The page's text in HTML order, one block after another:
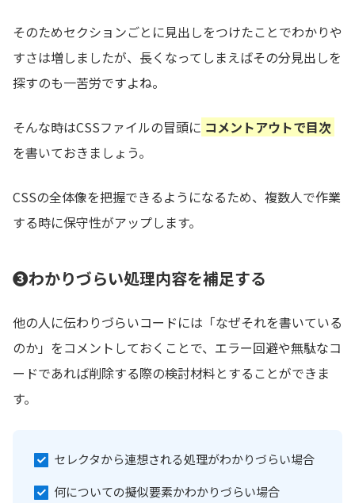
そのためセクションごとに見出しをつけたことでわかりや
すさは増しましたが、長くなってしまえばその分見出しを
探すのも一苦労ですよね。
そんな時はCSSファイルの冒頭に コメントアウトで目次
を書いておきましょう。
CSSの全体像を把握できるようになるため、複数人で作業
する時に保守性がアップします。
❸わかりづらい処理内容を補足する
他の人に伝わりづらいコードには「なぜそれを書いている
のか」をコメントしておくことで、エラー回避や無駄なコ
ードであれば削除する際の検討材料とすることができま
す。
セレクタから連想される処理がわかりづらい場合
何についての擬似要素かわかりづらい場合